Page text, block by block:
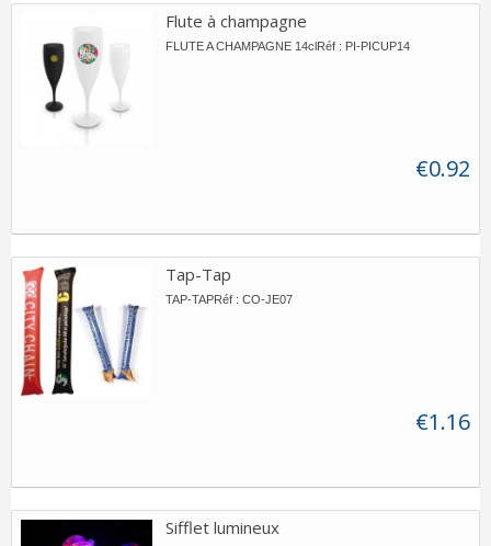
Flute à champagne
FLUTE A CHAMPAGNE 14clRéf : PI-PICUP14
€0.92
Tap-Tap
TAP-TAPRéf : CO-JE07
€1.16
Sifflet lumineux